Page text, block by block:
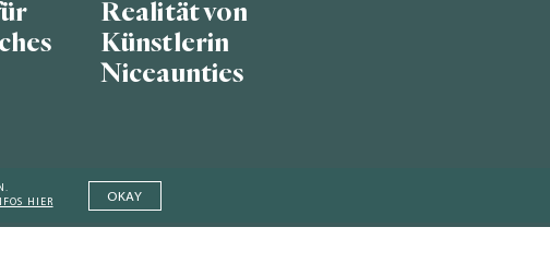
Realität von
Künstlerin
Niceaunties
HIER OKAY